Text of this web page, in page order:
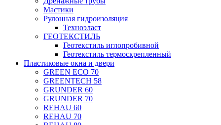
Мастики
Рулонная гидроизоляция
Техноэласт
ГЕОТЕКСТИЛЬ
Геотекстиль иглопробивной
Геотекстиль термоскрепленный
Пластиковые окна и двери
GREEN ECO 70
GREENTECH 58
GRUNDER 60
GRUNDER 70
REHAU 60
REHAU 70